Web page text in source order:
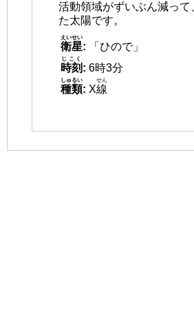
活動領域がずいぶん減って
た太陽です。
衛星
えいせい
:
「ひので」
時刻
じこく
: 6時3分
種類
しゅるい
: X線
せん